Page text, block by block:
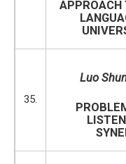
APPROACH
35.
Luo